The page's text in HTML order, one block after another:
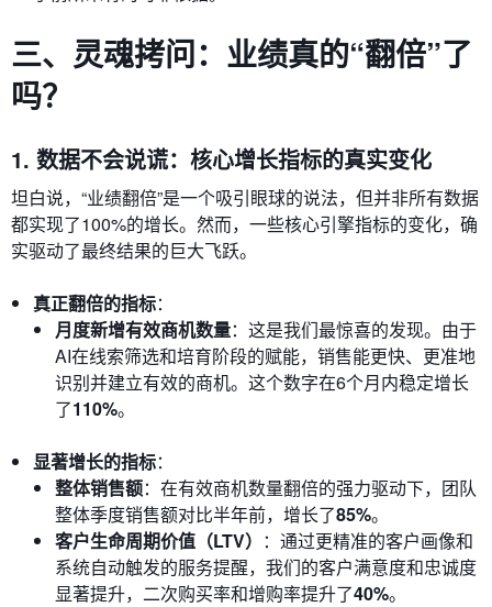
三、灵魂拷问：业绩真的“翻倍”了
吗？
1. 数据不会说谎：核心增长指标的真实变化
坦白说，“业绩翻倍”是一个吸引眼球的说法，但并非所有数据
都实现了100%的增长。然而，一些核心引擎指标的变化，确
实驱动了最终结果的巨大飞跃。
真正翻倍的指标：
月度新增有效商机数量：这是我们最惊喜的发现。由于
AI在线索筛选和培育阶段的赋能，销售能更快、更准地
识别并建立有效的商机。这个数字在6个月内稳定增长
了110%。
显著增长的指标：
整体销售额：在有效商机数量翻倍的强力驱动下，团队
整体季度销售额对比半年前，增长了85%。
客户生命周期价值（LTV） ：通过更精准的客户画像和
系统自动触发的服务提醒，我们的客户满意度和忠诚度
显著提升，二次购买率和增购率提升了40%。